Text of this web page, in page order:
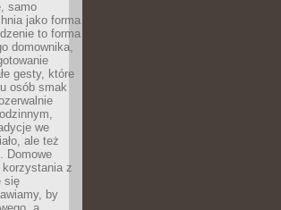
samo
jako forma
to forma
domownika,
gesty, które
osób smak
we
ale też
Domowe
z
się
by